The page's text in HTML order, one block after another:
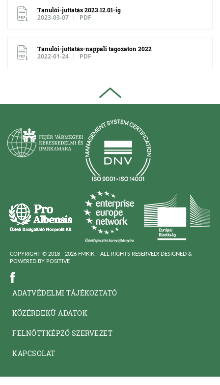
Tanulói-juttatás 2023.12.01-ig
2023-03-07 PDF
Tanulói-juttatás-nappali tagozaton 2022
2022-01-24 PDF
COPYRIGHT © 2018 - 2026 FMKIK. | ALL RIGHTS RESERVED! DESIGNED &
POWERED BY POSITIVE
ADATVÉDELMI TÁJÉKOZTATÓ
KÖZÉRDEKÜ ADATOK
FELNŐTTKÉPZŐ SZERVEZET
KAPCSOLAT